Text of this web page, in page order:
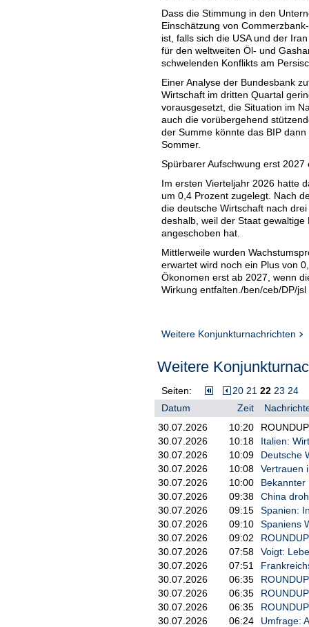
Dass die Stimmung in den
Einschätzung von
ist, falls sich die USA und der
für den weltweiten Öl- und
schwelenden Konflikts am
Einer Analyse der Bundesbank
Wirtschaft im dritten Quartal
vorausgesetzt, die Situation im
auch die vorübergehend
der Summe könnte das BIP
Sommer.
Spürbarer Aufschwung erst 2027
Im ersten Vierteljahr 2026 hatte
um 0,4 Prozent zugelegt. Nach
die deutsche Wirtschaft nach
deshalb, weil der Staat
angeschoben hat.
Mittlerweile wurden
erwartet wird noch ein Plus von
Ökonomen erst ab 2027, wenn
Wirkung entfalten./ben/ceb/DP/jsl
Weitere Konjunkturnachrichten
Weitere
Seiten: 20 21 22 23 24
Datum
Zeit
30.07.2026
10:20
30.07.2026
10:18
Italien:
30.07.2026
10:09
Deutsche
30.07.2026
10:08
Vertrauen
30.07.2026
10:00
Bekannter
30.07.2026
09:38
China
30.07.2026
09:15
Spanien:
30.07.2026
09:10
Spaniens
30.07.2026
09:02
30.07.2026
07:58
Voigt:
30.07.2026
07:51
30.07.2026
06:35
30.07.2026
06:35
30.07.2026
06:35
30.07.2026
06:24
Umfrage: